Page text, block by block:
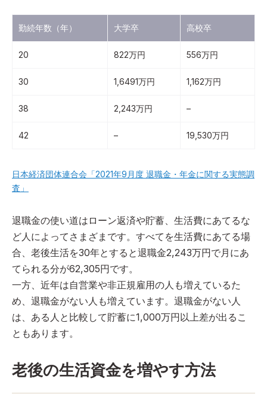
勤続年数（年） 大学卒 高校卒
20 822万円 556万円
30 1,6491万円 1,162万円
38 2,243万円 –
42 – 19,530万円
日本経済団体連合会「2021年9月度 退職金・年金に関する実態調
査」
退職金の使い道はローン返済や貯蓄、生活費にあてるな
ど人によってさまざまです。すべてを生活費にあてる場
合、老後生活を30年とすると退職金2,243万円で月にあ
てられる分が62,305円です。
一方、近年は自営業や非正規雇用の人も増えているた
め、退職金がない人も増えています。退職金がない人
は、ある人と比較して貯蓄に1,000万円以上差が出るこ
ともあります。
老後の生活資金を増やす方法